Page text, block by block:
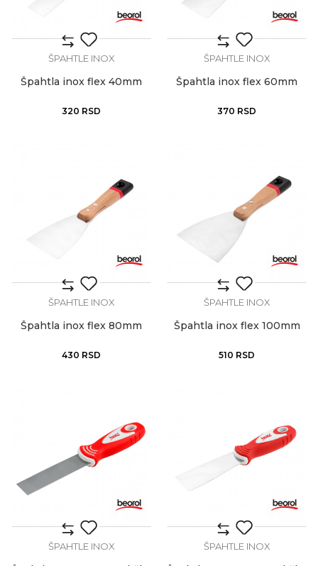
ŠPAHTLE INOX
Špahtla inox flex 40mm
320 RSD
ŠPAHTLE INOX
Špahtla inox flex 60mm
370 RSD
ŠPAHTLE INOX
Špahtla inox flex 80mm
430 RSD
ŠPAHTLE INOX
Špahtla inox flex 100mm
510 RSD
ŠPAHTLE INOX ŠPAHTLE INOX